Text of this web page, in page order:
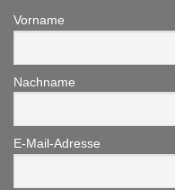
Vorname
Nachname
E-Mail-Adresse